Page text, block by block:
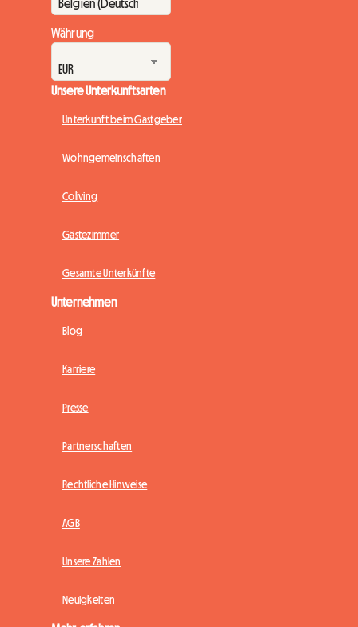
Währung
Unsere Unterkunftsarten
Unterkunft beim Gastgeber
Wohngemeinschaften
Coliving
Gästezimmer
Gesamte Unterkünfte
Unternehmen
Blog
Karriere
Presse
Partnerschaften
Rechtliche Hinweise
AGB
Unsere Zahlen
Neuigkeiten